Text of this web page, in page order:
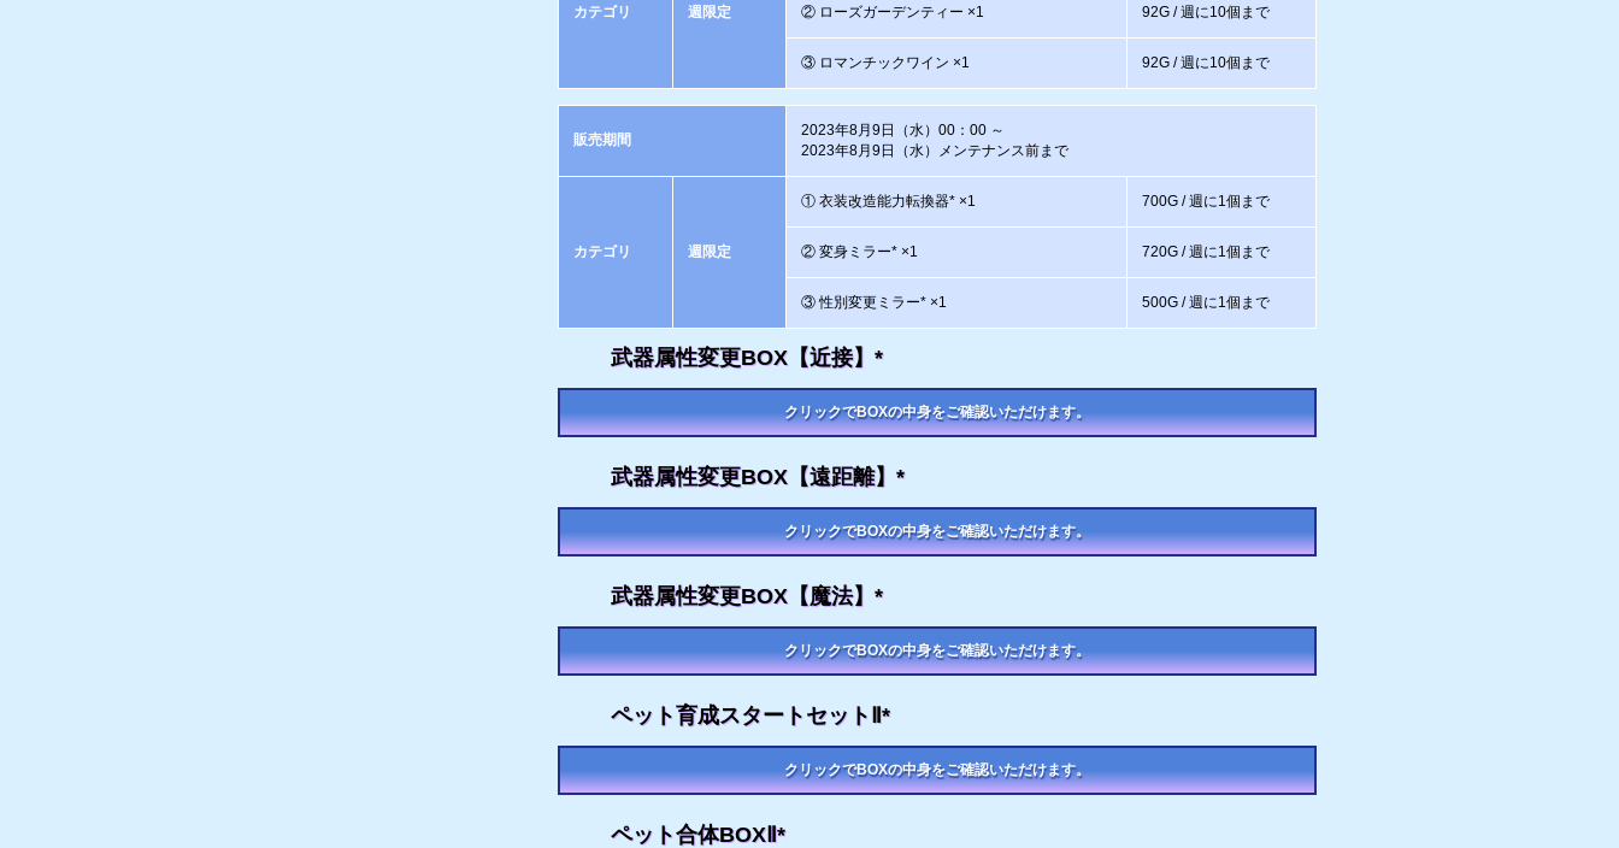
カテゴリ 週限定 ② ローズガーデンティー ×1 92G / 週に10個まで
③ ロマンチックワイン ×1 92G / 週に10個まで
販売期間
2023年8月9日（水）00：00 ～
2023年8月9日（水）メンテナンス前まで
カテゴリ 週限定
① 衣装改造能力転換器* ×1 700G / 週に1個まで
② 変身ミラー* ×1 720G / 週に1個まで
③ 性別変更ミラー* ×1 500G / 週に1個まで
武器属性変更BOX【近接】*
クリックでBOXの中身をご確認いただけます。
武器属性変更BOX【遠距離】*
クリックでBOXの中身をご確認いただけます。
武器属性変更BOX【魔法】*
クリックでBOXの中身をご確認いただけます。
ペット育成スタートセットⅡ*
クリックでBOXの中身をご確認いただけます。
ペット合体BOXⅡ*